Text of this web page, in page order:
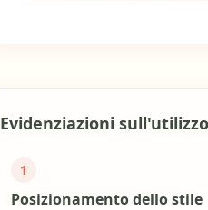
Evidenziazioni sull'utilizzo
1
Posizionamento dello stile